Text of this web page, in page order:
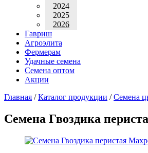
2024
2025
2026
Гавриш
Агроэлита
Фермерам
Удачные семена
Семена оптом
Акции
Главная /Каталог продукции /Семена
Семена Гвоздика